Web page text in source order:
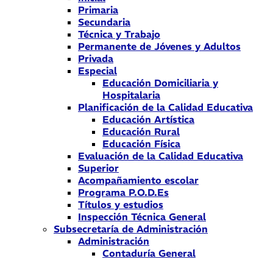
Primaria
Secundaria
Técnica y Trabajo
Permanente de Jóvenes y Adultos
Privada
Especial
Educación Domiciliaria y
Hospitalaria
Planificación de la Calidad Educativa
Educación Artística
Educación Rural
Educación Física
Evaluación de la Calidad Educativa
Superior
Acompañamiento escolar
Programa P.O.D.Es
Títulos y estudios
Inspección Técnica General
Subsecretaría de Administración
Administración
Contaduría General